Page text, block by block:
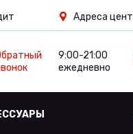
Адреса
9:00-21:00
ежедневно